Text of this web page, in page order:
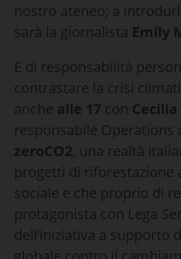
nostro ateneo; a
sarà la giornalista Emily
E di responsabilità
contrastare la crisi
anche alle 17 con
responsabile Operations
zeroCO2, una realtà
progetti di riforestazione
sociale e che proprio di
protagonista con Lega
dell’iniziativa a supporto